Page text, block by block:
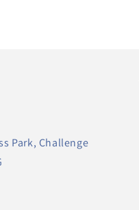
Park, Challenge